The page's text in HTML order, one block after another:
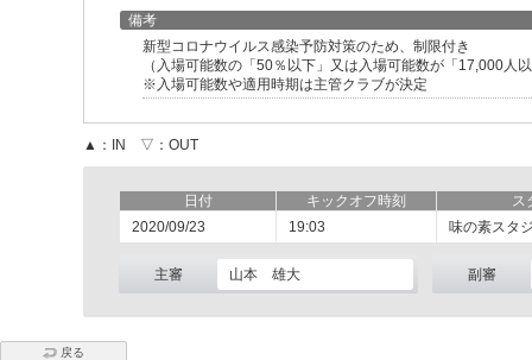
備考
新型コロナウイルス感染予防対策のため、制限付き
（入場可能数の「50％以下」又は入場可能数が「17,000人
※入場可能数や適用時期は主管クラブが決定
▲：IN ▽：OUT
日付 キックオフ時刻
ス
2020/09/23
19:03 味の素スタ
主審 山本 雄大 副審
戻る